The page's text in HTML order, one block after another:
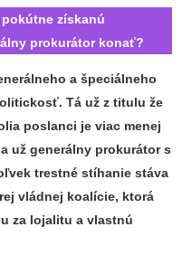
získanú
prokurátor konať?
a špeciálneho
Tá už z titulu že
poslanci je viac menej
už generálny prokurátor s
trestné stíhanie stáva
vládnej koalície, ktorá
za lojalitu a vlastnú